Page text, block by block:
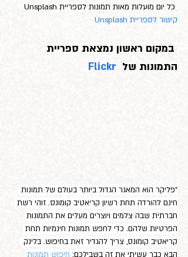
קישור לספריית Unsplash
במקום ראשון נמצאת ספריית
התמונות של Flickr
"פליקר הוא המאגר הגדול ביותר בעולם של תמונות
חינם להורדה תחת רשיון קריאטיב קומונס. זוהי רשת
חברתית שבה צלמים ויוצרים מעלים את התמונות
הפרטיות שלהם. כדי לחפש תמונות חינמיות תחת
קריאטיב קומונס, צריך להגדיר זאת בחיפוש. בלינק
הבא כבר עשיתי את זה בשבילכם: חיפוש תמונות